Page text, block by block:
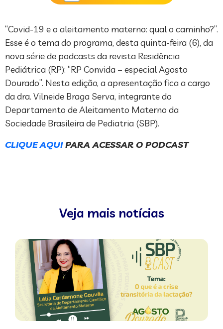
“Covid-19 e o aleitamento materno: qual o caminho?”.
Esse é o tema do programa, desta quinta-feira (6), da
nova série de podcasts da revista Residência
Pediátrica (RP): “RP Convida – especial Agosto
Dourado”. Nesta edição, a apresentação fica a cargo
da dra. Vilneide Braga Serva, integrante do
Departamento de Aleitamento Materno da
Sociedade Brasileira de Pediatria (SBP).
CLIQUE AQUIPARA ACESSAR O PODCAST
Veja mais notícias